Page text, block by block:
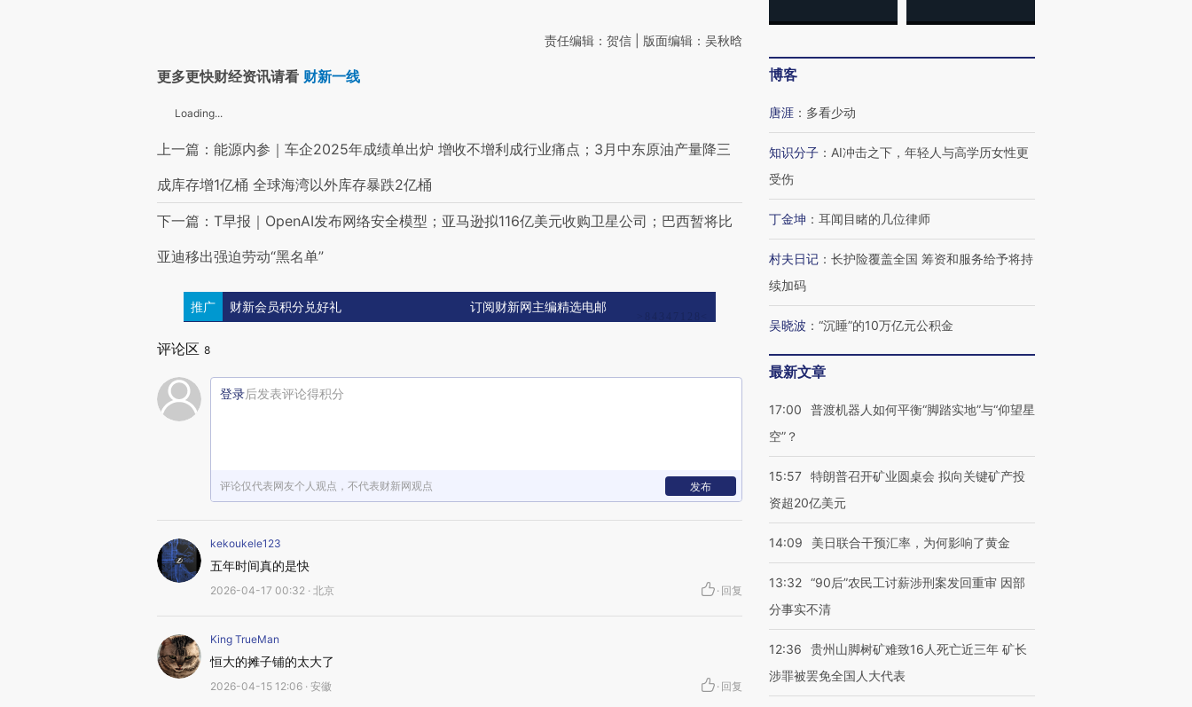
责任编辑：贺信 | 版面编辑：吴秋晗
更多更快财经资讯请看 财新一线
Loading...
上一篇：能源内参｜车企2025年成绩单出炉 增收不增利成行业痛点；3月中东原油产量降三
成库存增1亿桶 全球海湾以外库存暴跌2亿桶
下一篇：T早报｜OpenAI发布网络安全模型；亚马逊拟116亿美元收购卫星公司；巴西暂将比
亚迪移出强迫劳动“黑名单”
推广 财新会员积分兑好礼 订阅财新网主编精选电邮
评论区 8
登录后发表评论得积分
评论仅代表网友个人观点，不代表财新网观点 发布
kekoukele123
五年时间真的是快
2026-04-17 00:32 · 北京 · 回复
King TrueMan
恒大的摊子铺的太大了
2026-04-15 12:06 · 安徽 · 回复
博客
唐涯 ： 多看少动
知识分子 ： AI冲击之下，年轻人与高学历女性更
受伤
丁金坤 ： 耳闻目睹的几位律师
村夫日记 ： 长护险覆盖全国 筹资和服务给予将持
续加码
吴晓波 ： “沉睡”的10万亿元公积金
最新文章
17:00
普渡机器人如何平衡“脚踏实地”与“仰望星
空”？
15:57 特朗普召开矿业圆桌会 拟向关键矿产投
资超20亿美元
14:09 美日联合干预汇率，为何影响了黄金
13:32 “90后”农民工讨薪涉刑案发回重审 因部
分事实不清
12:36
贵州山脚树矿难致16人死亡近三年 矿长
涉罪被罢免全国人大代表